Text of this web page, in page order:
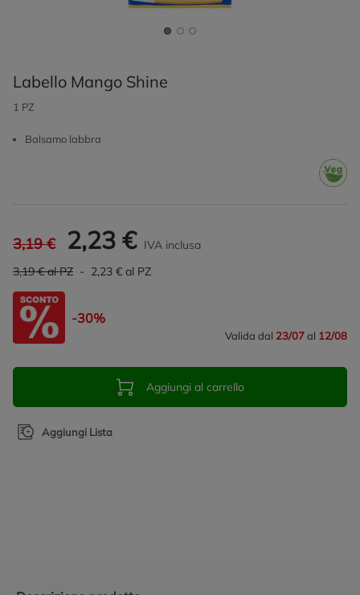
Labello Mango Shine
1 PZ
Balsamo labbra
3,19 € 2,23 € IVA inclusa
3,19 € al PZ - 2,23 € al PZ
-30%
Valida dal 23/07al 12/08
Aggiungi al carrello
Aggiungi Lista